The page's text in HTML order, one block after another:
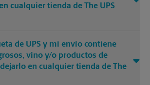
cualquier tienda de The UPS
de UPS y mi envío contiene
vino y/o productos de
en cualquier tienda de The